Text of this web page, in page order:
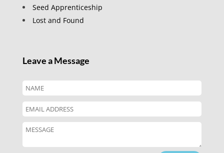
Seed Apprenticeship
Lost and Found
Leave a Message